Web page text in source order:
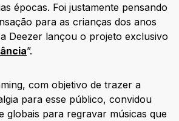
épocas. Foi justamente pensando
para as crianças dos anos
Deezer lançou o projeto exclusivo
”.
com objetivo de trazer a
para esse público, convidou
globais para regravar músicas que